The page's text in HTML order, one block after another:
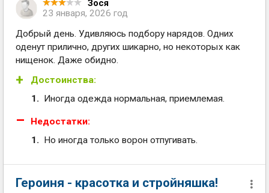
Зося
23 января, 2026 год
Добрый день. Удивляюсь подбору нарядов. Одних
оденут прилично, других шикарно, но некоторых как
нищенок. Даже обидно.
Достоинства:
Иногда одежда нормальная, приемлемая.
Недостатки:
Но иногда только ворон отпугивать.
Героиня - красотка и стройняшка!